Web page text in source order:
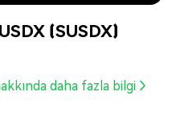
(SUSDX)
daha fazla bilgi